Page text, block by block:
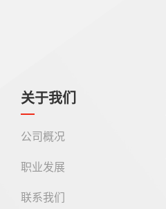
关于我们
公司概况
职业发展
联系我们